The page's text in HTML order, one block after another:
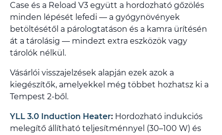
Case és a Reload V3 együtt a hordozható gőzölés
minden lépését lefedi — a gyógynövények
betöltésétől a párologtatáson és a kamra ürítésén
át a tárolásig — mindezt extra eszközök vagy
tárolók nélkül.
Vásárlói visszajelzések alapján ezek azok a
kiegészítők, amelyekkel még többet hozhatsz ki a
Tempest 2-ből.
YLL 3.0 Induction Heater: Hordozható indukciós
melegítő állítható teljesítménnyel (30–100 W) és